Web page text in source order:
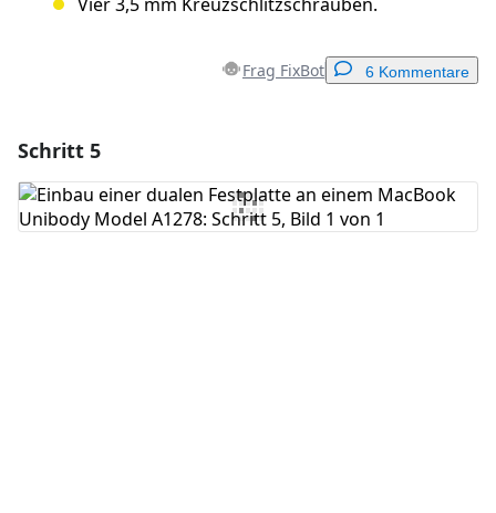
Frag FixBot 6 Kommentare
Kommentar hinzufügen
Schritt 5